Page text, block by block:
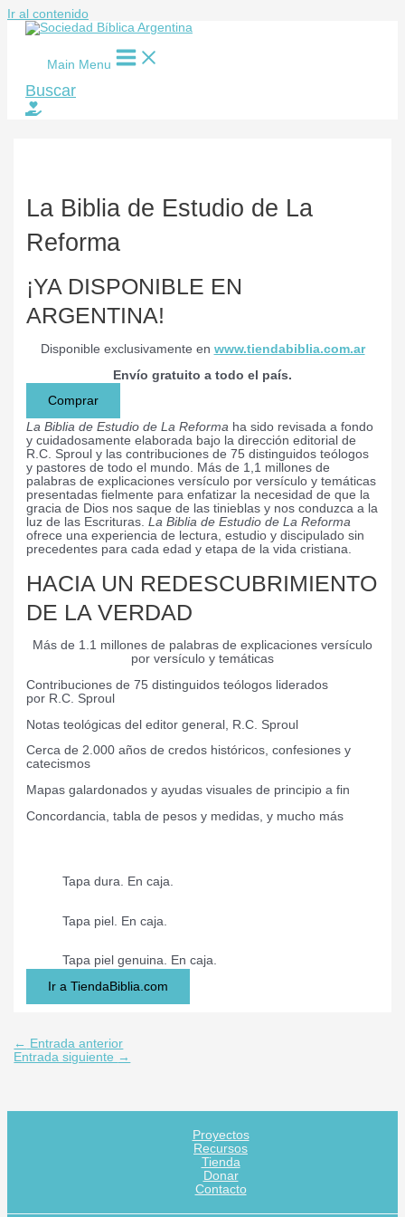
Ir al contenido
Main Menu
Buscar
La Biblia de Estudio de La
Reforma
¡YA DISPONIBLE EN
ARGENTINA!
Disponible exclusivamente en www.tiendabiblia.com.ar
Envío gratuito a todo el país.
Comprar
La Biblia de Estudio de La Reforma ha sido revisada a fondo
y cuidadosamente elaborada bajo la dirección editorial de
R.C. Sproul y las contribuciones de 75 distinguidos teólogos
y pastores de todo el mundo. Más de 1,1 millones de
palabras de explicaciones versículo por versículo y temáticas
presentadas fielmente para enfatizar la necesidad de que la
gracia de Dios nos saque de las tinieblas y nos conduzca a la
luz de las Escrituras.La Biblia de Estudio de La Reforma
ofrece una experiencia de lectura, estudio y discipulado sin
precedentes para cada edad y etapa de la vida cristiana.
HACIA UN REDESCUBRIMIENTO
DE LA VERDAD
Más de 1.1 millones de palabras de explicaciones versículo
por versículo y temáticas
Contribuciones de 75 distinguidos teólogos liderados
por R.C. Sproul
Notas teológicas del editor general,
R.C. Sproul
Cerca de 2.000 años de credos históricos, confesiones y
catecismos
Mapas galardonados y ayudas visuales de principio a fin
Concordancia, tabla de pesos y medidas, y mucho más
Tapa dura. En caja.
Tapa piel. En caja.
Tapa piel genuina. En caja.
Ir a TiendaBiblia.com
← Entrada anterior
Entrada siguiente →
Proyectos
Recursos
Tienda
Donar
Contacto